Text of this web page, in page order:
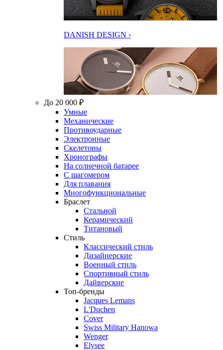
DANISH DESIGN ›
До 20 000 ₽
Умные
Механические
Противоударные
Электронные
Скелетоны
Хронографы
На солнечной батарее
С шагомером
Для плавания
Многофункциональные
Браслет
Стальной
Керамический
Титановый
Стиль
Классический стиль
Дизайнерские
Военный стиль
Спортивный стиль
Дайверские
Топ-бренды
Jacques Lemans
L'Duchen
Cover
Swiss Military Hanowa
Wenger
Elysee